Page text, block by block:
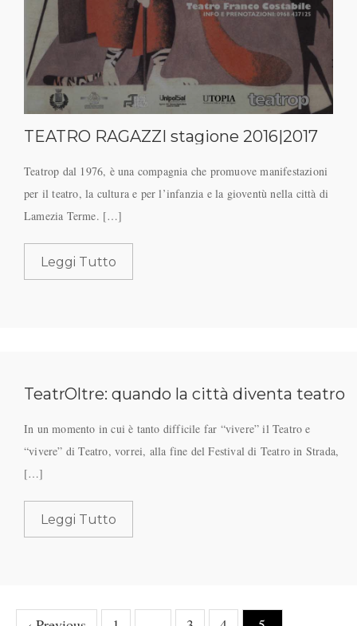
TEATRO RAGAZZI stagione 2016|2017
Teatrop dal 1976, è una compagnia che promuove manifestazioni
per il teatro, la cultura e per l’infanzia e la gioventù nella città di
Lamezia Terme. […]
Leggi Tutto
TeatrOltre: quando la città diventa teatro
In un momento in cui è tanto difficile far “vivere” il Teatro e
“vivere” di Teatro, vorrei, alla fine del Festival di Teatro in Strada,
[…]
Leggi Tutto